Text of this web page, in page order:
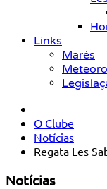
Links
Marés
O Clube
Notícias
Regata Les
Notícias